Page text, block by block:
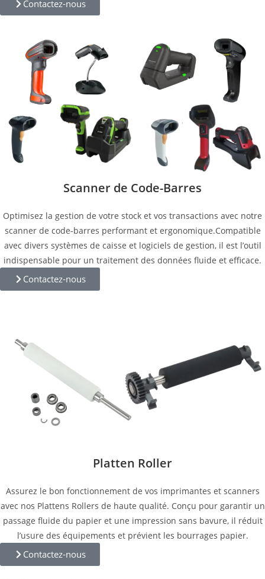
Contactez-nous
Scanner de Code-Barres
Optimisez la gestion de votre stock et vos transactions avec notre
scanner de code-barres performant et ergonomique.Compatible
avec divers systèmes de caisse et logiciels de gestion, il est l’outil
indispensable pour un traitement des données fluide et efficace.
Contactez-nous
Platten Roller
Assurez le bon fonctionnement de vos imprimantes et scanners
avec nos Plattens Rollers de haute qualité. Conçu pour garantir un
passage fluide du papier et une impression sans bavure, il réduit
l’usure des équipements et prévient les bourrages papier.
Contactez-nous